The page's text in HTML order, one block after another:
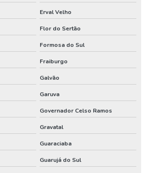
poço artesiano
artesiano
poço artesiano
Erval Velho
Flor do Sertão
Formosa do Sul
Fraiburgo
Galvão
Garuva
Governador Celso Ramos
Gravatal
Guaraciaba
Guarujá do Sul